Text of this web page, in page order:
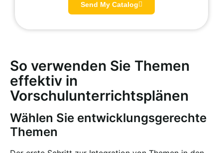
Send My Catalog
So verwenden Sie Themen
effektiv in
Vorschulunterrichtsplänen
Wählen Sie entwicklungsgerechte
Themen